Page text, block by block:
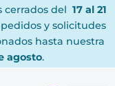
cerrados del 17 al 21
y solicitudes
hasta nuestra
agosto.